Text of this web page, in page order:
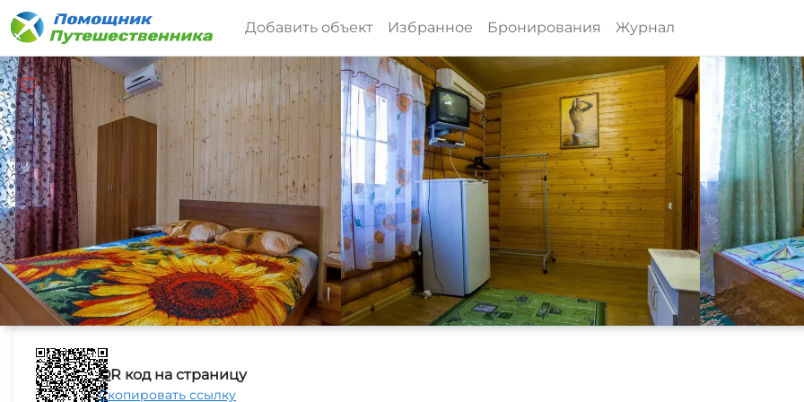
Добавить объект Избранное Бронирования Журнал
QR код на страницу
Скопировать ссылку